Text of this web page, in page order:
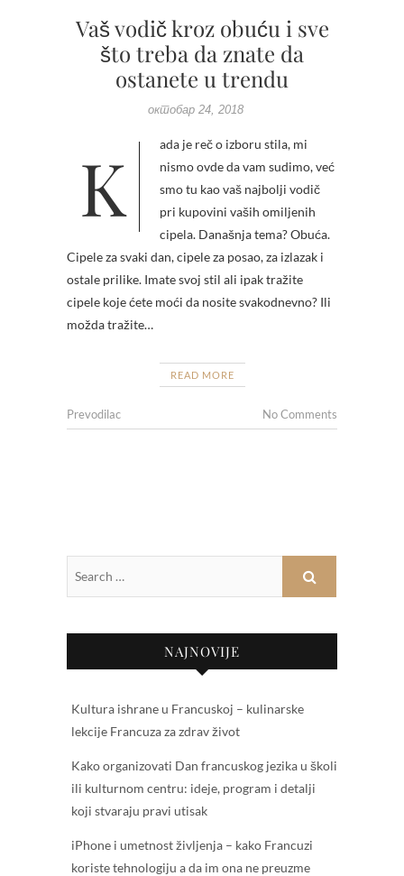
Vaš vodič kroz obuću i sve
što treba da znate da
ostanete u trendu
октобар 24, 2018
Kada je reč o izboru stila, mi
nismo ovde da vam sudimo, već
smo tu kao vaš najbolji vodič
pri kupovini vaših omiljenih
cipela. Današnja tema? Obuća.
Cipele za svaki dan, cipele za posao, za izlazak i
ostale prilike. Imate svoj stil ali ipak tražite
cipele koje ćete moći da nosite svakodnevno? Ili
možda tražite…
READ MORE
Prevodilac No Comments
NAJNOVIJE
Kultura ishrane u Francuskoj – kulinarske
lekcije Francuza za zdrav život
Kako organizovati Dan francuskog jezika u školi
ili kulturnom centru: ideje, program i detalji
koji stvaraju pravi utisak
iPhone i umetnost življenja – kako Francuzi
koriste tehnologiju a da im ona ne preuzme